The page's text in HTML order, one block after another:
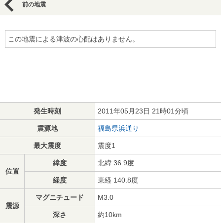
前の地震
この地震による津波の心配はありません。
発生時刻 2011年05月23日 21時01分頃
震源地 福島県浜通り
最大震度 震度1
位置
緯度 北緯 36.9度
経度 東経 140.8度
震源
マグニチュード M3.0
深さ 約10km